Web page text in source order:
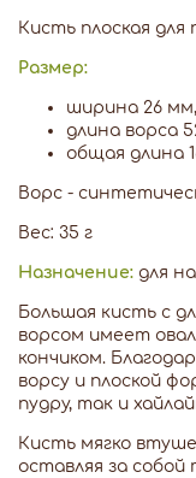
Кисть плоская для
Размер:
ширина 26 мм,
длина ворса
общая длина
Ворс -
Вес: 35 г
Назначение: для
Большая кисть с
ворсом имеет
кончиком.
ворсу и плоской
пудру, так и
Кисть мягко
оставляя за собой